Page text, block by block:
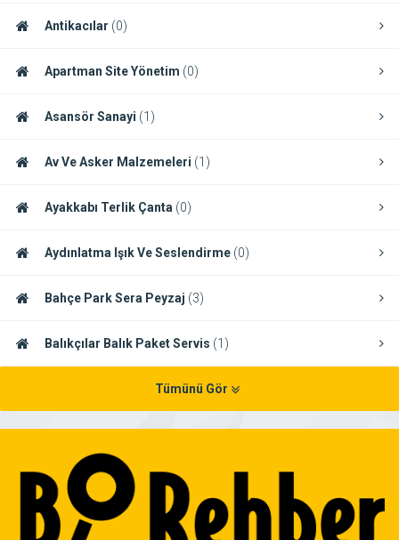
Antikacılar (0)
Apartman Site Yönetim (0)
Asansör Sanayi (1)
Av Ve Asker Malzemeleri (1)
Ayakkabı Terlik Çanta (0)
Aydınlatma Işık Ve Seslendirme (0)
Bahçe Park Sera Peyzaj (3)
Balıkçılar Balık Paket Servis (1)
Tümünü Gör